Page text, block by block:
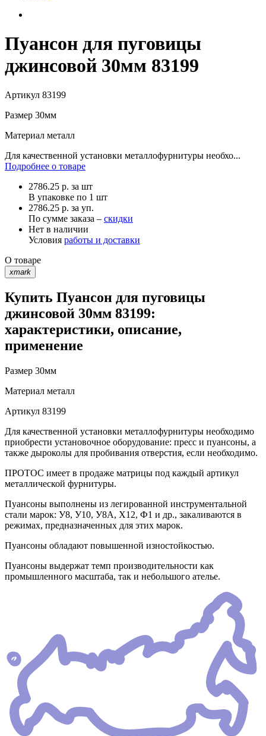
Пуансон для пуговицы
джинсовой 30мм 83199
Артикул 83199
Размер 30мм
Материал металл
Для качественной установки металлофурнитуры необхо...
Подробнее о товаре
2786.25 р. за шт
В упаковке по 1 шт
2786.25 р. за уп.
По сумме заказа – скидки
Нет в наличии
Условия работы и доставки
О товаре
xmark
Купить Пуансон для пуговицы
джинсовой 30мм 83199:
характеристики, описание,
применение
Размер 30мм
Материал металл
Артикул 83199
Для качественной установки металлофурнитуры необходимо
приобрести установочное оборудование: пресс и пуансоны, а
также дыроколы для пробивания отверстия, если необходимо.
ПРОТОС имеет в продаже матрицы под каждый артикул
металлической фурнитуры.
Пуансоны выполнены из легированной инструментальной
стали марок: У8, У10, У8А, Х12, Ф1 и др., закаливаются в
режимах, предназначенных для этих марок.
Пуансоны обладают повышенной изностойкостью.
Пуансоны выдержат темп производительности как
промышленного масштаба, так и небольшого ателье.